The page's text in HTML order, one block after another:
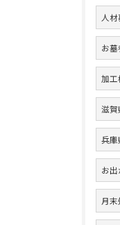
人
お墓
加工
滋賀
兵庫
お出
月末